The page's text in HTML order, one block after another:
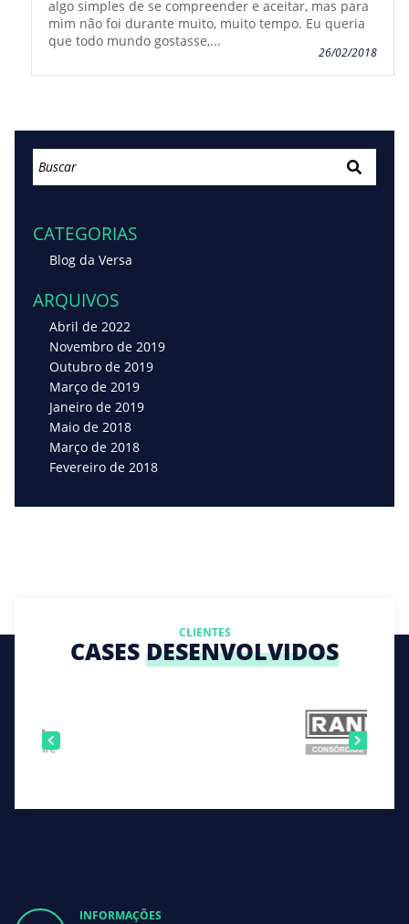
algo simples de se compreender e aceitar, mas para
mim não foi durante muito, muito tempo. Eu queria
que todo mundo gostasse,...
26/02/2018
CATEGORIAS
Blog da Versa
ARQUIVOS
Abril de 2022
Novembro de 2019
Outubro de 2019
Março de 2019
Janeiro de 2019
Maio de 2018
Março de 2018
Fevereiro de 2018
CLIENTES
CASES DESENVOLVIDOS
INFORMAÇÕES